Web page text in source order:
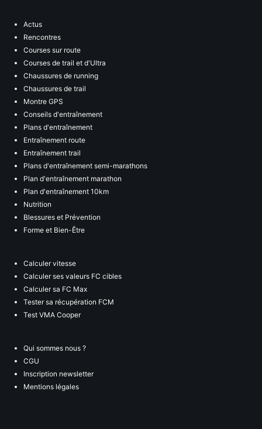
Actus
Rencontres
Courses sur route
Courses de trail et d'Ultra
Chaussures de running
Chaussures de trail
Montre GPS
Conseils d'entraînement
Plans d'entraînement
Entraînement route
Entraînement trail
Plans d'entraînement semi-marathons
Plan d'entraînement marathon
Plan d'entraînement 10km
Nutrition
Blessures et Prévention
Forme et Bien-Être
Calculer vitesse
Calculer ses valeurs FC cibles
Calculer sa FC Max
Tester sa récupération FCM
Test VMA Cooper
Qui sommes nous ?
CGU
Inscription newsletter
Mentions légales